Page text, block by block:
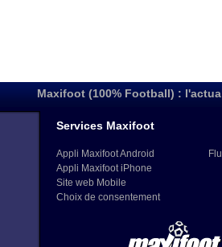
Maxifoot (100% Football) :
Services Maxifoot
Appli Maxifoot Android
Appli Maxifoot iPhone
Site web Mobile
Choix de consentement